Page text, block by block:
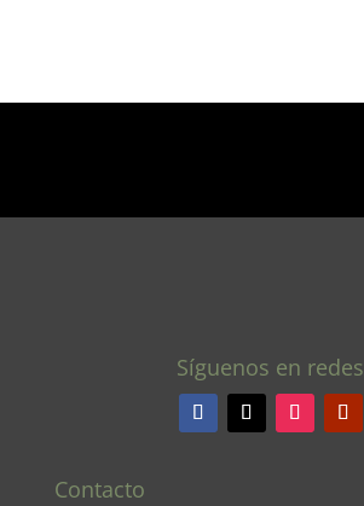
Síguenos en redes
Contacto